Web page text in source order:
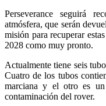
Perseverance seguirá
atmósfera, que serán
misión para recuperar
2028 como muy pronto.
Actualmente tiene seis
Cuatro de los tubos
marciana y el otro es
contaminación del rover.